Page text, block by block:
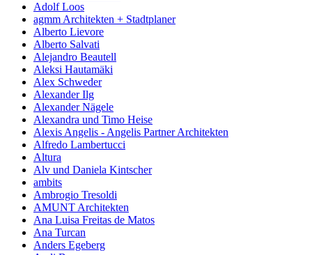
Adolf Loos
agmm Architekten + Stadtplaner
Alberto Lievore
Alberto Salvati
Alejandro Beautell
Aleksi Hautamäki
Alex Schweder
Alexander Ilg
Alexander Nägele
Alexandra und Timo Heise
Alexis Angelis - Angelis Partner Architekten
Alfredo Lambertucci
Altura
Alv und Daniela Kintscher
ambits
Ambrogio Tresoldi
AMUNT Architekten
Ana Luisa Freitas de Matos
Ana Turcan
Anders Egeberg